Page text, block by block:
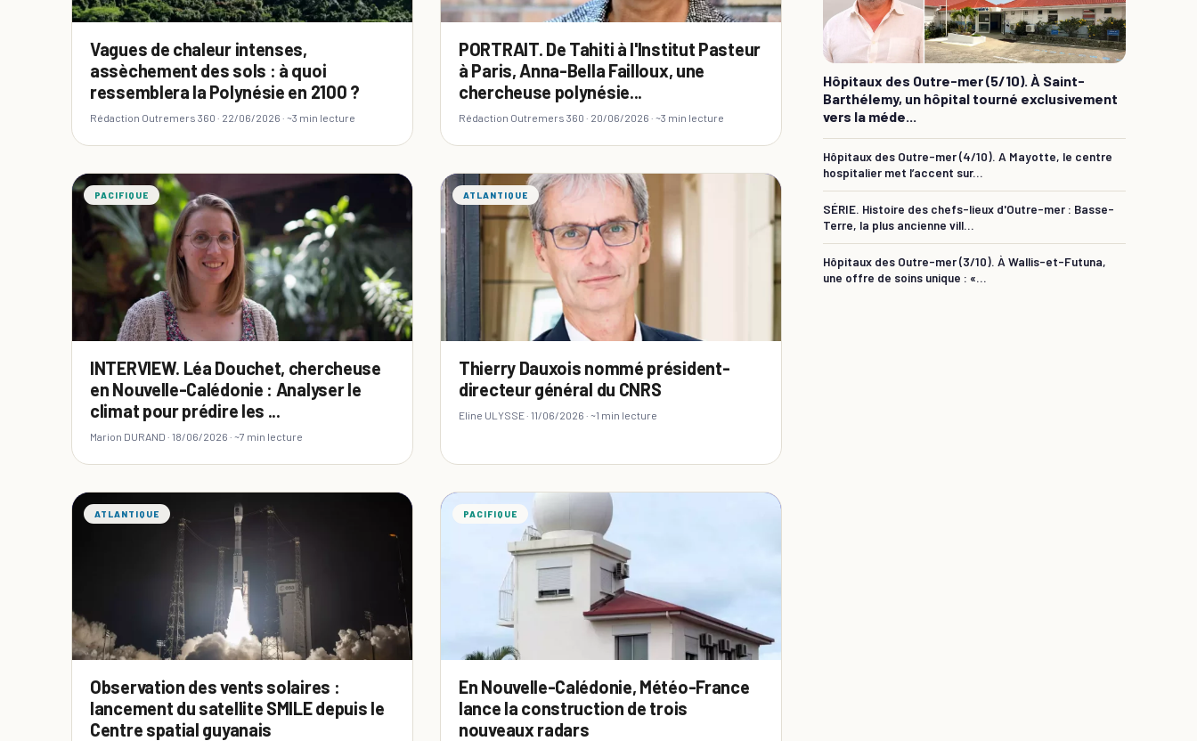
Vagues de chaleur intenses,
assèchement des sols : à quoi
ressemblera la Polynésie en 2100 ?
Rédaction Outremers 360 · 22/06/2026 · ~3 min lecture
PORTRAIT. De Tahiti à l'Institut Pasteur
à Paris, Anna-Bella Failloux, une
chercheuse polynésie...
Rédaction Outremers 360 · 20/06/2026 · ~3 min lecture
PACIFIQUE
INTERVIEW. Léa Douchet, chercheuse
en Nouvelle-Calédonie : Analyser le
climat pour prédire les ...
Marion DURAND · 18/06/2026 · ~7 min lecture
ATLANTIQUE
Thierry Dauxois nommé président-
directeur général du CNRS
Eline ULYSSE · 11/06/2026 · ~1 min lecture
ATLANTIQUE
Observation des vents solaires :
lancement du satellite SMILE depuis le
Centre spatial guyanais
PACIFIQUE
En Nouvelle-Calédonie, Météo-France
lance la construction de trois
nouveaux radars
Hôpitaux des Outre-mer (5/10). À Saint-
Barthélemy, un hôpital tourné exclusivement
vers la méde...
Hôpitaux des Outre-mer (4/10). A Mayotte, le centre
hospitalier met l’accent sur...
SÉRIE. Histoire des chefs-lieux d'Outre-mer : Basse-
Terre, la plus ancienne vill...
Hôpitaux des Outre-mer (3/10). À Wallis-et-Futuna,
une offre de soins unique : «...